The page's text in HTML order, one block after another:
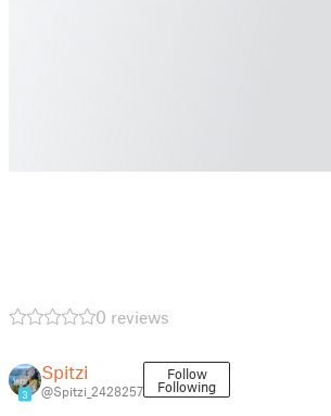
0 reviews
3
Spitzi
@Spitzi_2428257
Follow
Following